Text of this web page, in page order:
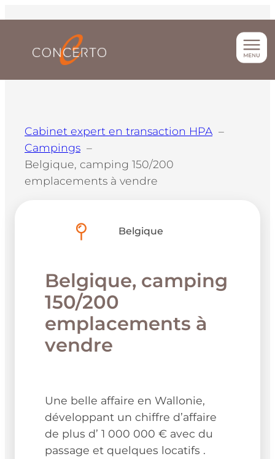
contenu
Cabinet expert en transaction HPA
Campings
Belgique, camping 150/200
emplacements à vendre
Belgique
Belgique, camping
150/200
emplacements à
vendre
Une belle affaire en Wallonie,
développant un chiffre d’affaire
de plus d’ 1 000 000 € avec du
passage et quelques locatifs .